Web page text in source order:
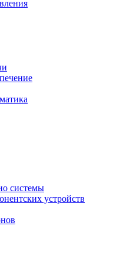
системы
устройств